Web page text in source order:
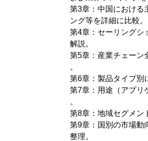
第3章：中国における
ング等を詳細に比較。
第4章：セーリングシ
解説。
第5章：産業チェーン
。
第6章：製品タイプ別
第7章：用途（アプリ
。
第8章：地域セグメン
第9章：国別の市場動
整理。